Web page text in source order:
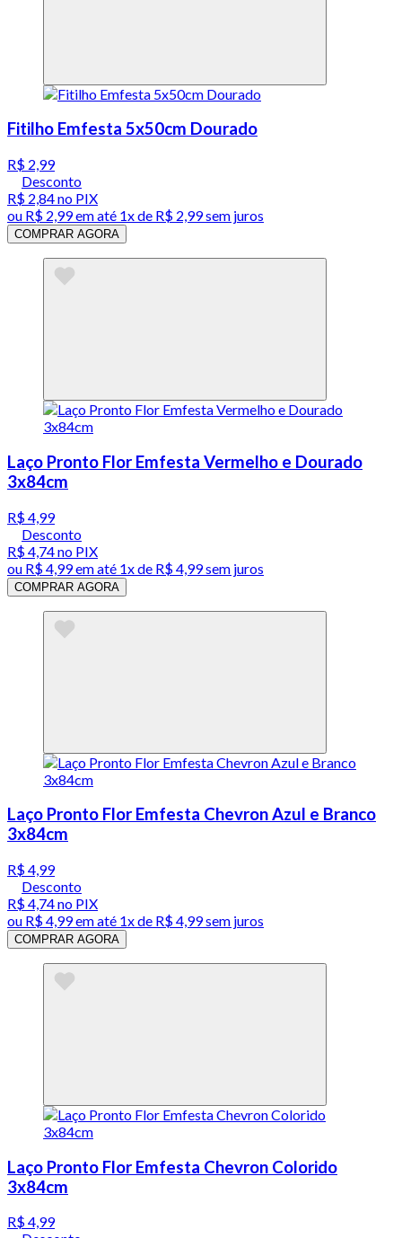
Fitilho Emfesta 5x50cm Dourado
R$ 2,99
Desconto
R$ 2,84no PIX
ou R$ 2,99em até 1x de R$ 2,99sem juros
COMPRAR AGORA
Laço Pronto Flor Emfesta Vermelho e Dourado
3x84cm
R$ 4,99
Desconto
R$ 4,74no PIX
ou R$ 4,99em até 1x de R$ 4,99sem juros
COMPRAR AGORA
Laço Pronto Flor Emfesta Chevron Azul e Branco
3x84cm
R$ 4,99
Desconto
R$ 4,74no PIX
ou R$ 4,99em até 1x de R$ 4,99sem juros
COMPRAR AGORA
Laço Pronto Flor Emfesta Chevron Colorido
3x84cm
R$ 4,99